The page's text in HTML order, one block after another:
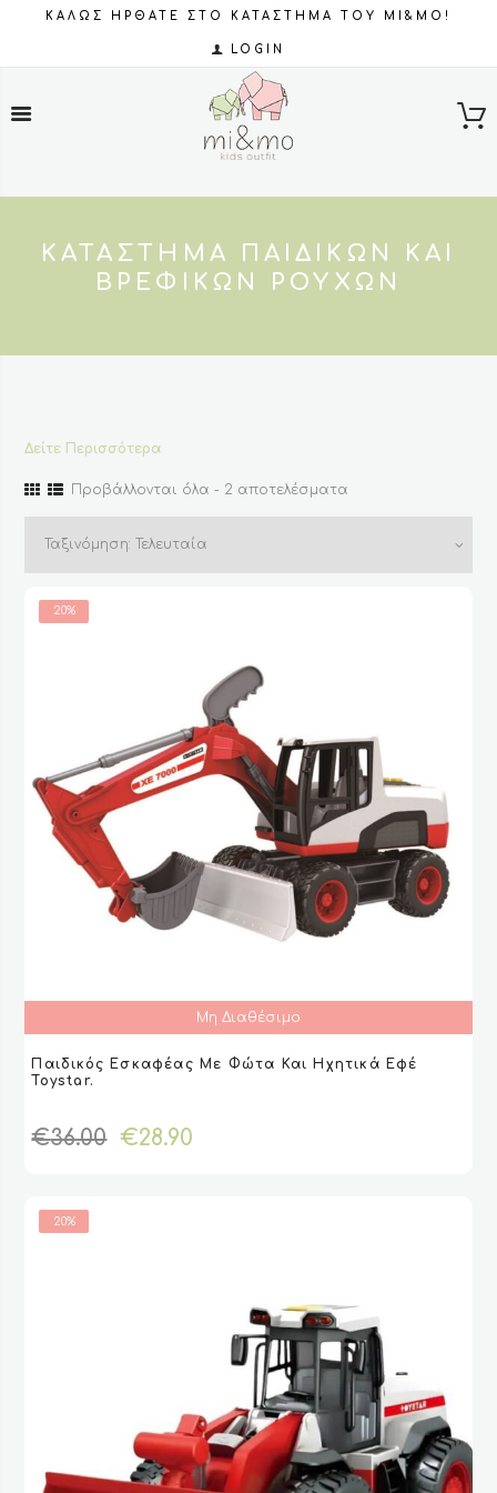
ΚΑΛΩΣ ΗΡΘΑΤΕ ΣΤΟ ΚΑΤΑΣΤΗΜΑ ΤΟΥ MI&MO!
LOGIN
ΚΑΤΆΣΤΗΜΑ ΠΑΙΔΙΚΏΝ ΚΑΙ
ΒΡΕΦΙΚΏΝ ΡΟΎΧΩΝ
Δείτε Περισσότερα
Προβάλλονται όλα - 2 αποτελέσματαSorted
20%
Μη Διαθέσιμο
ΔΙΑΒΆΣΤΕ ΠΕΡΙΣΣΌΤΕΡΑ
ΔΙΑΒΆΣΤΕ ΠΕΡΙΣΣΌΤΕΡΑ
Παιδικός Εσκαφέας Με Φώτα Και Ηχητικά Εφέ
Toystar.
€36.00 Original
€28.90
20%